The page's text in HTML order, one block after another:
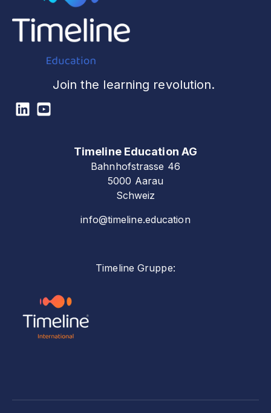
Join the learning revolution.
Timeline Education AG
Bahnhofstrasse 46
5000 Aarau
Schweiz
info@timeline.education
Timeline Gruppe: